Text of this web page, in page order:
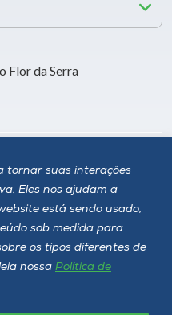
tornar suas interações
Eles nos ajudam a
está sendo usado,
sob medida para
os tipos diferentes de
nossa Política de
Flor da Serra